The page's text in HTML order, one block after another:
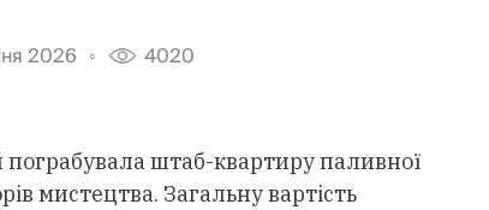
2026 4020
пограбувала штаб-квартиру паливної
мистецтва. Загальну вартість